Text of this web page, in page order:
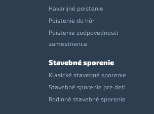
Havarijné poistenie
Poistenie do hôr
Poistenie zodpovednosti
zamestnanca
Stavebné sporenie
Klasické stavebné sporenie
Stavebné sporenie pre deti
Rodinné stavebné sporenie